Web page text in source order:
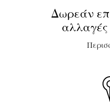
Δωρεάν
αλλαγές